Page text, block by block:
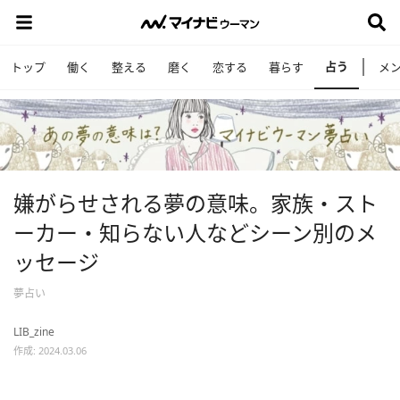
トップ 働く 整える 磨く 恋する 暮らす 占う メ
嫌がらせされる夢の意味。家族・スト
ーカー・知らない人などシーン別のメ
ッセージ
夢占い
LIB_zine
作成: 2024.03.06